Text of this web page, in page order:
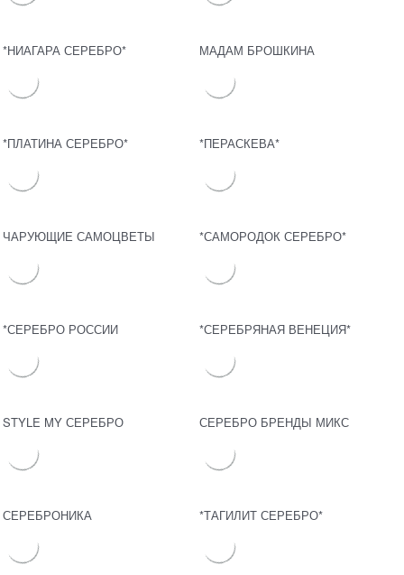
*НИАГАРА СЕРЕБРО* МАДАМ БРОШКИНА
*ПЛАТИНА СЕРЕБРО* *ПЕРАСКЕВА*
ЧАРУЮЩИЕ САМОЦВЕТЫ *САМОРОДОК СЕРЕБРО*
*СЕРЕБРО РОССИИ *СЕРЕБРЯНАЯ ВЕНЕЦИЯ*
STYLE MY СЕРЕБРО СЕРЕБРО БРЕНДЫ МИКС
СЕРЕБРОНИКА *ТАГИЛИТ СЕРЕБРО*